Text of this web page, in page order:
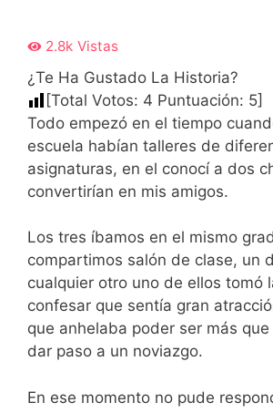
2.8k Vistas
¿Te Ha Gustado La Historia?
[Total Votos: 4 Puntuación: 5]
Todo empezó en el tiempo
escuela habían talleres de
asignaturas, en el conocí a dos
convertirían en mis amigos.
Los tres íbamos en el mismo
compartimos salón de clase, un
cualquier otro uno de ellos tomó
confesar que sentía gran
que anhelaba poder ser más
dar paso a un noviazgo.
En ese momento no pude